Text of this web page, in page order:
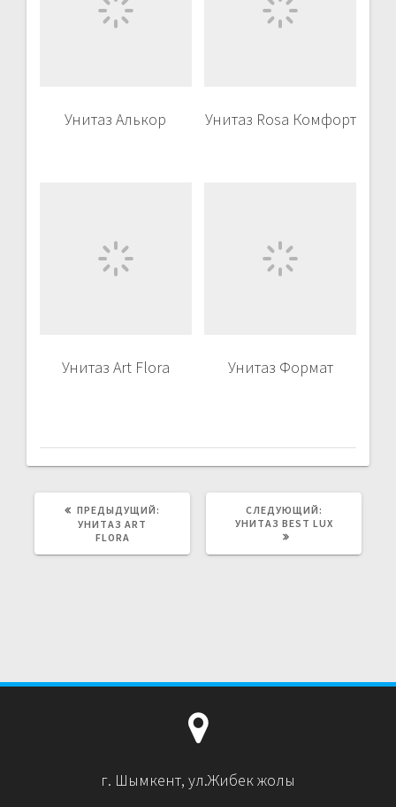
Унитаз Алькор Унитаз Rosa Комфорт
Унитаз Art Flora Унитаз Формат
ПРЕДЫДУЩИЙ:
УНИТАЗ ART
FLORA
СЛЕДУЮЩИЙ:
ЗАПИСЬ:
УНИТАЗ BEST LUX
г. Шымкент, ул.Жибек жолы